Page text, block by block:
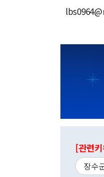
[관련
장수